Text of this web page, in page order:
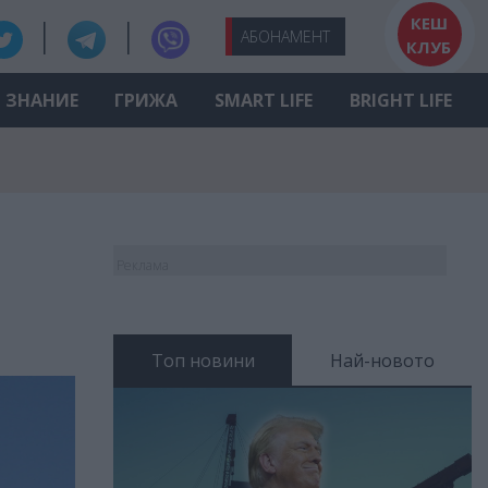
АБОНАМЕНТ
КЕШ
КЛУБ
ЗНАНИЕ ГРИЖА SMART LIFE BRIGHT LIFE
Топ новини Най-новото